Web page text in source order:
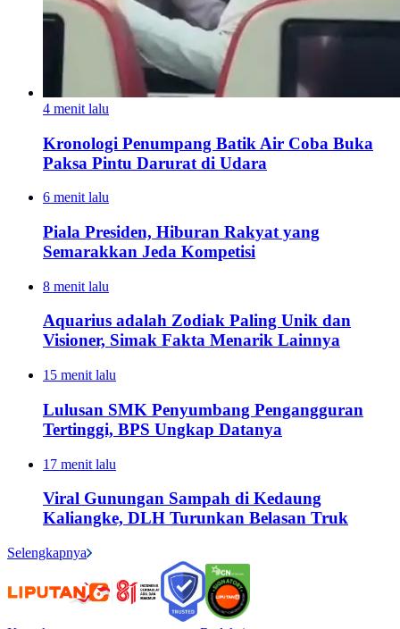
4 menit lalu
Kronologi Penumpang Batik Air Coba Buka
Paksa Pintu Darurat di Udara
6 menit lalu
Piala Presiden, Hiburan Rakyat yang
Semarakkan Jeda Kompetisi
8 menit lalu
Aquarius adalah Zodiak Paling Unik dan
Visioner, Simak Fakta Menarik Lainnya
15 menit lalu
Lulusan SMK Penyumbang Pengangguran
Tertinggi, BPS Ungkap Datanya
17 menit lalu
Viral Gunungan Sampah di Kedaung
Kaliangke, DLH Turunkan Belasan Truk
Selengkapnya